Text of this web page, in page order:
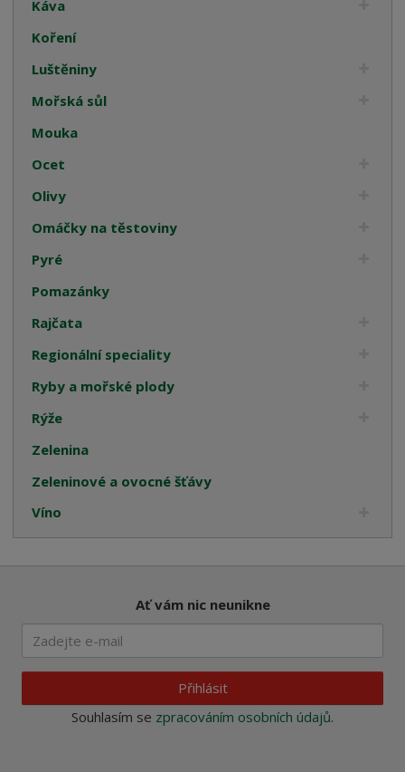
Káva
Koření
Luštěniny
Mořská sůl
Mouka
Ocet
Olivy
Omáčky na těstoviny
Pyré
Pomazánky
Rajčata
Regionální speciality
Ryby a mořské plody
Rýže
Zelenina
Zeleninové a ovocné šťávy
Víno
Ať vám nic neunikne
Přihlásit
Souhlasím se zpracováním osobních údajů.